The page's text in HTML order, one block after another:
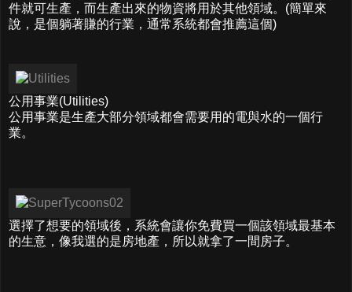
件就可生產，而生產出來的物資將用於其他領域。(簡單來
說，是個躺著賺的行業，通常系統都會推薦這個)
公用事業(Utilities)
公用事業是生產大部分領域都會需要用的電與水的一個行
業。
選擇了想要的領域後，系統會讓你免費買一個該領域最基本
的生意，像我選的是房地產，所以就拿了一間房子。